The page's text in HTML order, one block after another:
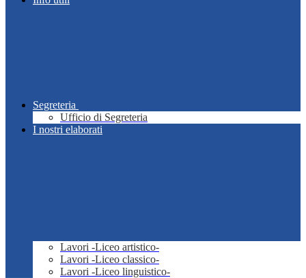
Segreteria
Ufficio di Segreteria
I nostri elaborati
Lavori -Liceo artistico-
Lavori -Liceo classico-
Lavori -Liceo linguistico-